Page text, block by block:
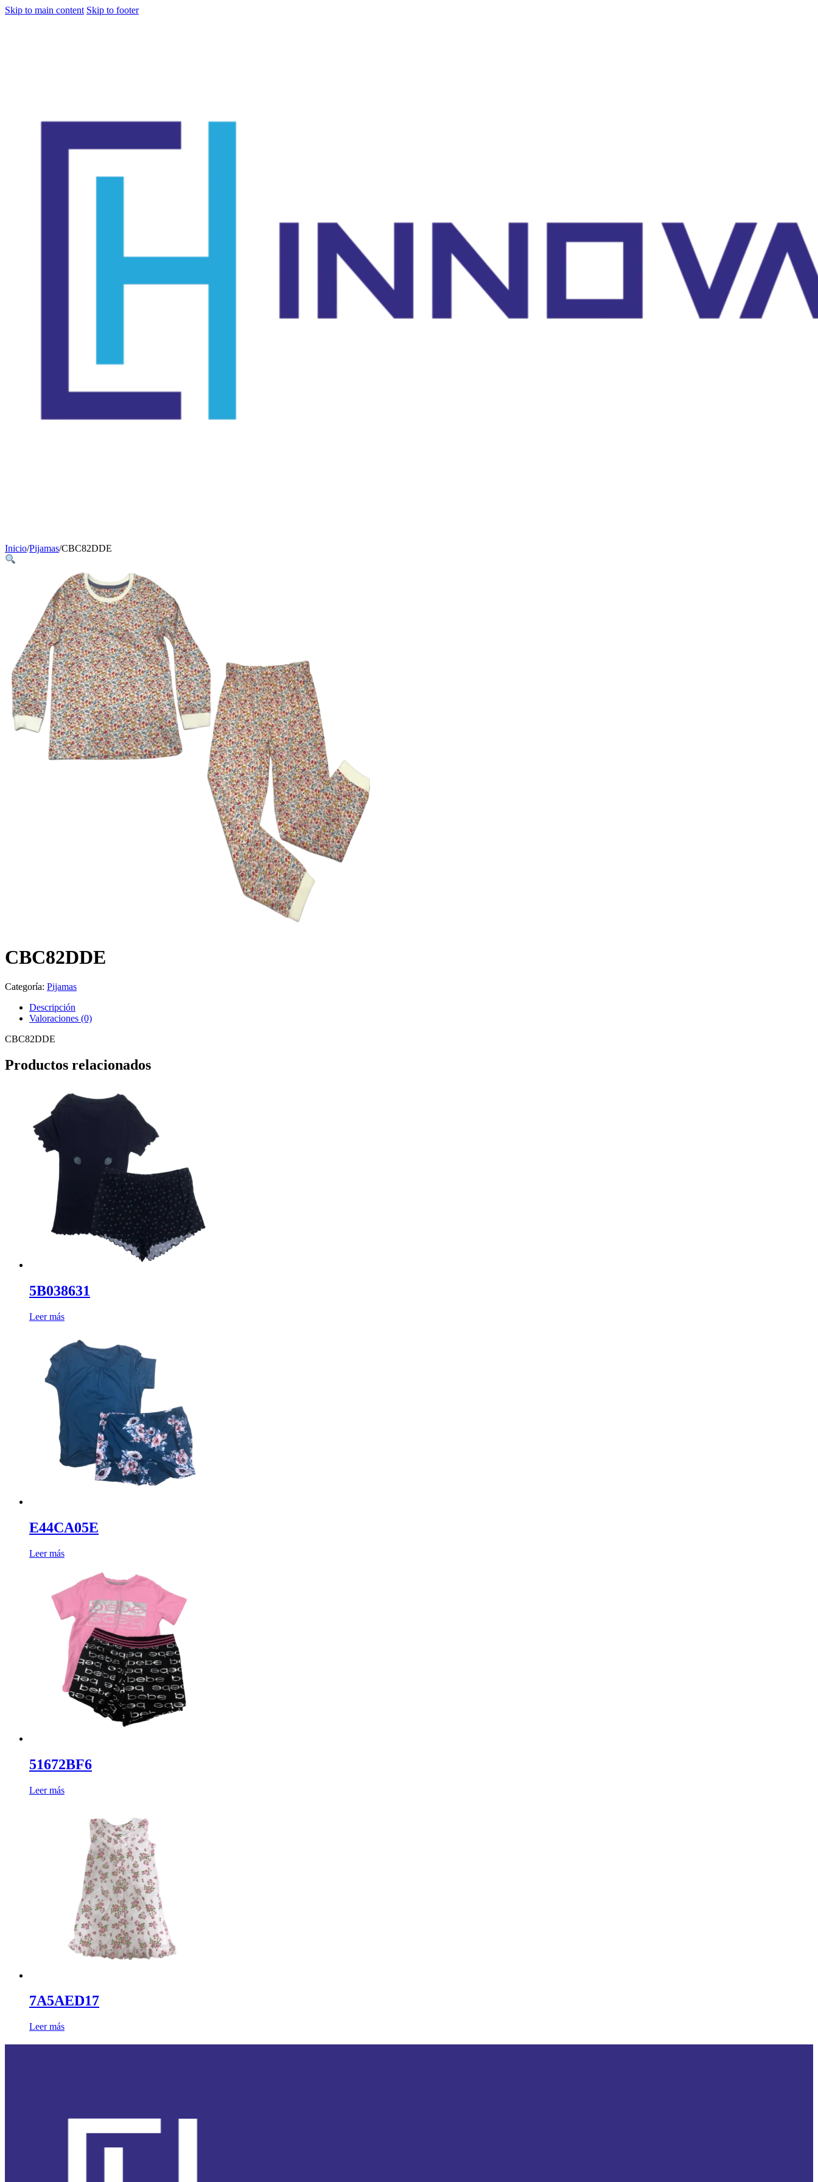
Skip to main content Skip to footer
Inicio/Pijamas/CBC82DDE
CBC82DDE
Categoría: Pijamas
Descripción
Valoraciones (0)
CBC82DDE
Productos relacionados
5B038631
Leer más
E44CA05E
Leer más
51672BF6
Leer más
7A5AED17
Leer más